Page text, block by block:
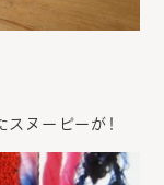
スヌーピーが！